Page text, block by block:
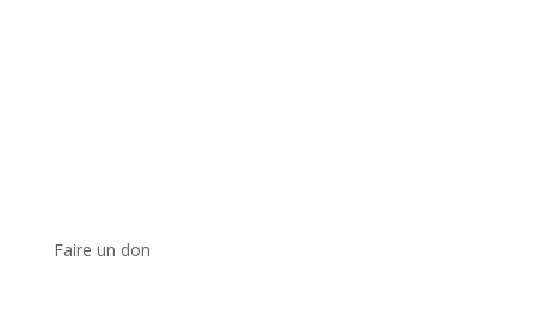
Faire un don